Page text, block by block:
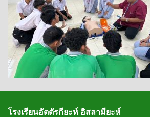
โรงเรียนอัตตัรกียะห์ อิสลามียะห์